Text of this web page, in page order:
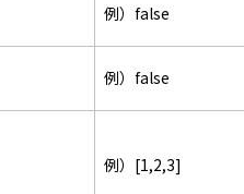
例）false
例）false
例）[1,2,3]